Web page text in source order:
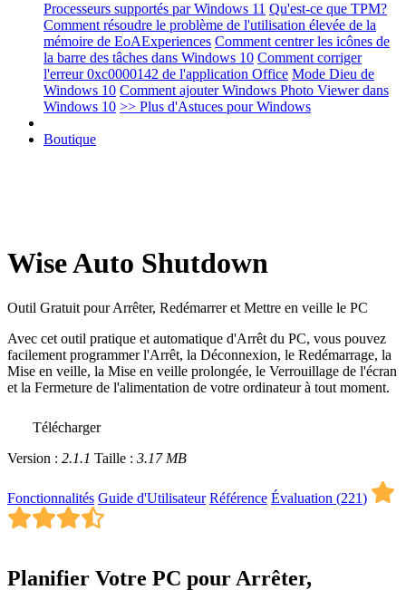
Processeurs supportés par Windows 11 Qu'est-ce que TPM?
Comment résoudre le problème de l'utilisation élevée de la
mémoire de EoAExperiences Comment centrer les icônes de
la barre des tâches dans Windows 10 Comment corriger
l'erreur 0xc0000142 de l'application Office Mode Dieu de
Windows 10 Comment ajouter Windows Photo Viewer dans
Windows 10 >> Plus d'Astuces pour Windows
Boutique
Wise Auto Shutdown
Outil Gratuit pour Arrêter, Redémarrer et Mettre en veille le PC
Avec cet outil pratique et automatique d'Arrêt du PC, vous pouvez
facilement programmer l'Arrêt, la Déconnexion, le Redémarrage, la
Mise en veille, la Mise en veille prolongée, le Verrouillage de l'écran
et la Fermeture de l'alimentation de votre ordinateur à tout moment.
Télécharger
Version : 2.1.1 Taille : 3.17 MB
Fonctionnalités Guide d'Utilisateur Référence Évaluation (221)
Planifier Votre PC pour Arrêter,